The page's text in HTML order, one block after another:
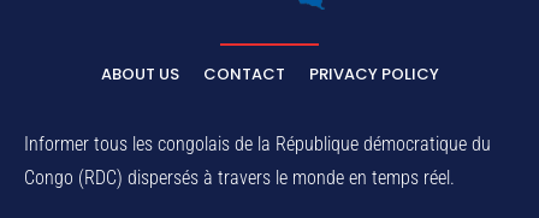
ELIKIA NA NGAI / Instrumental de Prière / 1H
01:03:38
Piano pour prier / Soaking Worship Instrumental
01:17:32
For Your Name Is Holy / Prophetic Worship
ABOUT US CONTACT PRIVACY POLICY
Informer tous les congolais de la République démocratique du
Congo (RDC) dispersés à travers le monde en temps réel.